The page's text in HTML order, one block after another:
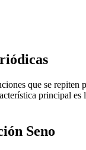
que se
principal
Seno